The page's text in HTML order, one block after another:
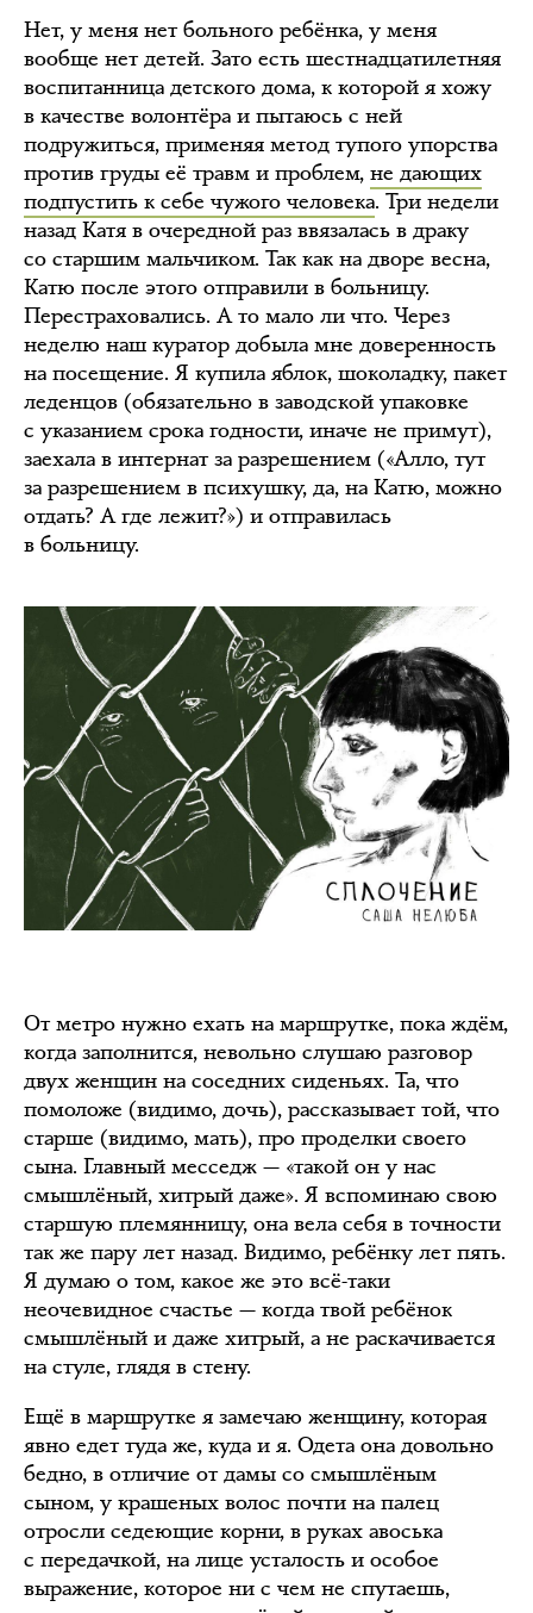
Нет, у меня нет больного ребёнка, у меня
вообще нет детей. Зато есть шестнадцатилетняя
воспитанница детского дома, к которой я хожу
в качестве волонтёра и пытаюсь с ней
подружиться, применяя метод тупого упорства
против груды её травм и проблем, не дающих
подпустить к себе чужого человека. Три недели
назад Катя в очередной раз ввязалась в драку
со старшим мальчиком. Так как на дворе весна,
Катю после этого отправили в больницу.
Перестраховались. А то мало ли что. Через
неделю наш куратор добыла мне доверенность
на посещение. Я купила яблок, шоколадку, пакет
леденцов (обязательно в заводской упаковке
с указанием срока годности, иначе не примут),
заехала в интернат за разрешением («Алло, тут
за разрешением в психушку, да, на Катю, можно
отдать? А где лежит?») и отправилась
в больницу.
От метро нужно ехать на маршрутке, пока ждём,
когда заполнится, невольно слушаю разговор
двух женщин на соседних сиденьях. Та, что
помоложе (видимо, дочь), рассказывает той, что
старше (видимо, мать), про проделки своего
сына. Главный месседж — «такой он у нас
смышлёный, хитрый даже». Я вспоминаю свою
старшую племянницу, она вела себя в точности
так же пару лет назад. Видимо, ребёнку лет пять.
Я думаю о том, какое же это всё-таки
неочевидное счастье — когда твой ребёнок
смышлёный и даже хитрый, а не раскачивается
на стуле, глядя в стену.
Ещё в маршрутке я замечаю женщину, которая
явно едет туда же, куда и я. Одета она довольно
бедно, в отличие от дамы со смышлёным
сыном, у крашеных волос почти на палец
отросли седеющие корни, в руках авоська
с передачкой, на лице усталость и особое
выражение, которое ни с чем не спутаешь,